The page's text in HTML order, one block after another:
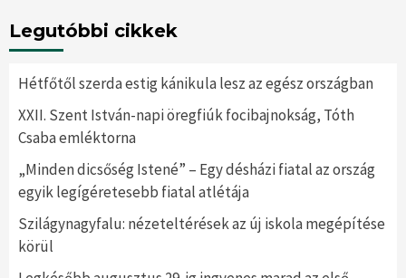
Legutóbbi cikkek
Hétfőtől szerda estig kánikula lesz az egész országban
XXII. Szent István-napi öregfiúk focibajnokság, Tóth
Csaba emléktorna
„Minden dicsőség Istené” – Egy désházi fiatal az ország
egyik legígéretesebb fiatal atlétája
Szilágynagyfalu: nézeteltérések az új iskola megépítése
körül